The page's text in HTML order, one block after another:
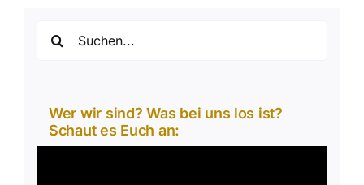
nach:
Wer wir sind? Was bei uns los ist?
Schaut es Euch an: